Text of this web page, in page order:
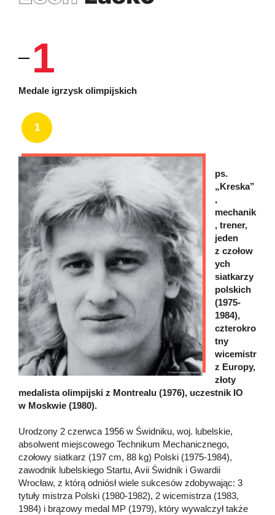
1
Medale igrzysk olimpijskich
1
ps.
„Kreska”
,
mechanik
, trener,
jeden
z czołow
ych
siatkarzy
polskich
(1975-
1984),
czterokro
tny
wicemistr
z Europy,
złoty
medalista olimpijski z Montrealu (1976), uczestnik IO
w Moskwie (1980).
Urodzony 2 czerwca 1956 w Świdniku, woj. lubelskie,
absolwent miejscowego Technikum Mechanicznego,
czołowy siatkarz (197 cm, 88 kg) Polski (1975-1984),
zawodnik lubelskiego Startu, Avii Świdnik i Gwardii
Wrocław, z którą odniósł wiele sukcesów zdobywając: 3
tytuły mistrza Polski (1980-1982), 2 wicemistrza (1983,
1984) i brązowy medal MP (1979), który wywalczył także